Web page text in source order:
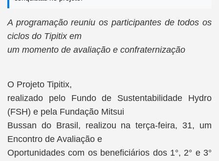
A programação reuniu os participantes de todos os
ciclos do Tipitix em
um momento de avaliação e confraternização
O Projeto Tipitix,
realizado pelo Fundo de Sustentabilidade Hydro
(FSH) e pela Fundação Mitsui
Bussan do Brasil, realizou na terça-feira, 31, um
Encontro de Avaliação e
Oportunidades com os beneficiários dos 1°, 2° e 3°